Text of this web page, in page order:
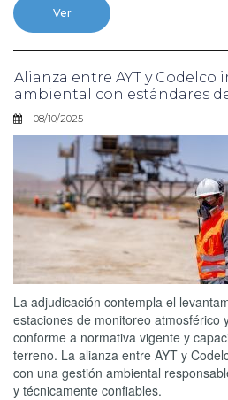
Ver
Alianza entre AYT y Codelco
ambiental con estándares
08/10/2025
La adjudicación contempla el
estaciones de monitoreo atmosférico
conforme a normativa vigente y
terreno. La alianza entre AYT y
con una gestión ambiental
y técnicamente confiables.